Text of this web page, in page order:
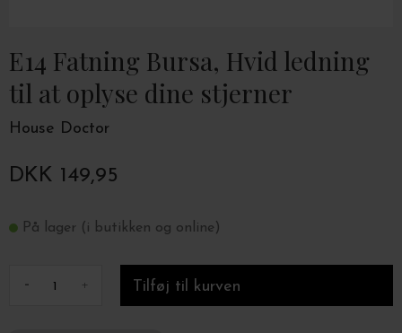
E14 Fatning Bursa, Hvid ledning
til at oplyse dine stjerner
House Doctor
DKK 149,95
På lager (i butikken og online)
- +